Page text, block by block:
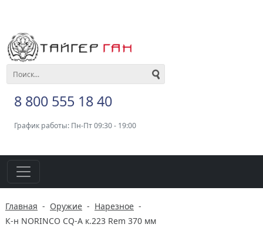
8 800 555 18 40
График работы: Пн-Пт 09:30 - 19:00
Главная - Оружие - Нарезное -
К-н NORINCO CQ-A к.223 Rem 370 мм